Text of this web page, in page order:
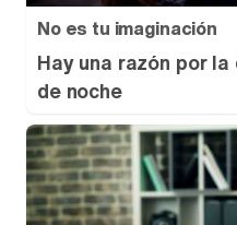
No es tu imaginación
Hay una razón por
de noche